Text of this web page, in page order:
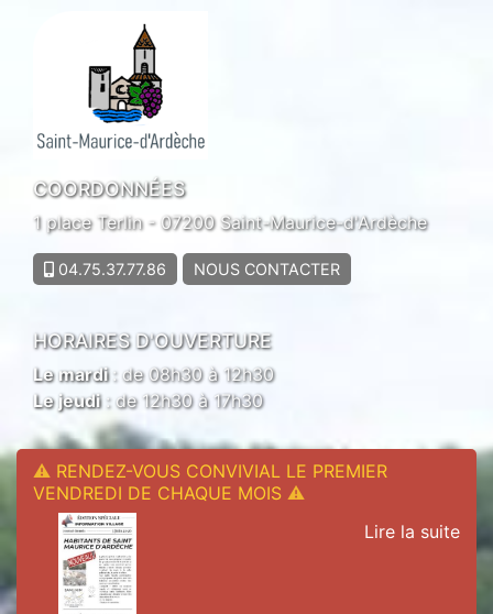
COORDONNÉES
1 place Terlin - 07200 Saint-Maurice-d'Ardèche
04.75.37.77.86 NOUS CONTACTER
HORAIRES D'OUVERTURE
Le mardi : de 08h30 à 12h30
Le jeudi: de 12h30 à 17h30
⚠ RENDEZ-VOUS CONVIVIAL LE PREMIER
VENDREDI DE CHAQUE MOIS ⚠
Lire la suite